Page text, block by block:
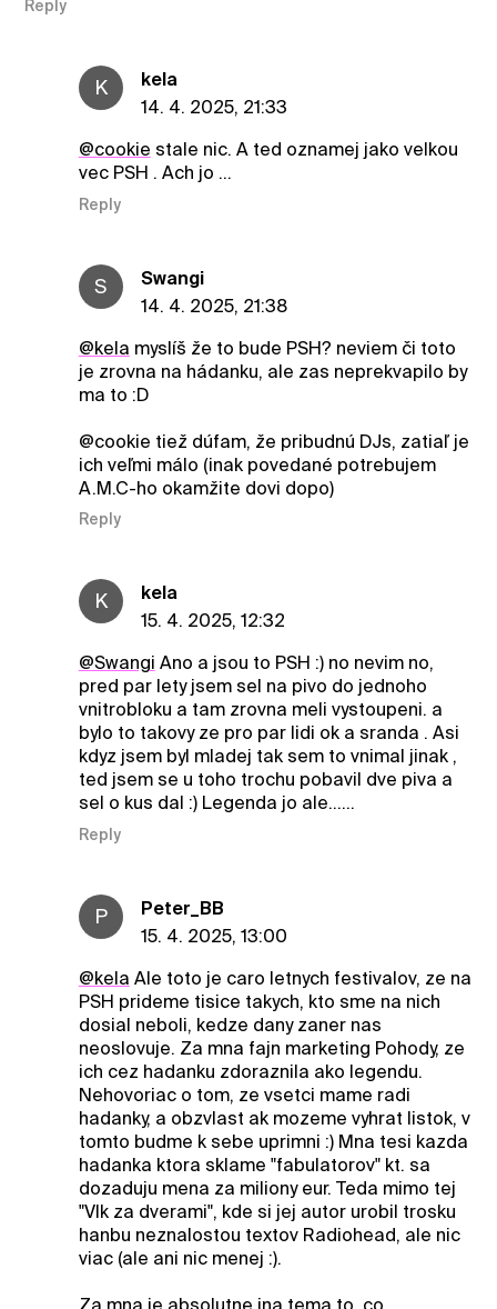
Reply
K
kela
14. 4. 2025, 21:33
@cookie stale nic. A ted oznamej jako velkou
vec PSH . Ach jo ...
Reply
S
Swangi
14. 4. 2025, 21:38
@kela myslíš že to bude PSH? neviem či toto
je zrovna na hádanku, ale zas neprekvapilo by
ma to :D
@cookie tiež dúfam, že pribudnú DJs, zatiaľ je
ich veľmi málo (inak povedané potrebujem
A.M.C-ho okamžite dovi dopo)
Reply
K
kela
15. 4. 2025, 12:32
@Swangi Ano a jsou to PSH :) no nevim no,
pred par lety jsem sel na pivo do jednoho
vnitrobloku a tam zrovna meli vystoupeni. a
bylo to takovy ze pro par lidi ok a sranda . Asi
kdyz jsem byl mladej tak sem to vnimal jinak ,
ted jsem se u toho trochu pobavil dve piva a
sel o kus dal :) Legenda jo ale......
Reply
P
Peter_BB
15. 4. 2025, 13:00
@kela Ale toto je caro letnych festivalov, ze na
PSH prideme tisice takych, kto sme na nich
dosial neboli, kedze dany zaner nas
neoslovuje. Za mna fajn marketing Pohody, ze
ich cez hadanku zdoraznila ako legendu.
Nehovoriac o tom, ze vsetci mame radi
hadanky, a obzvlast ak mozeme vyhrat listok, v
tomto budme k sebe uprimni :) Mna tesi kazda
hadanka ktora sklame "fabulatorov" kt. sa
dozaduju mena za miliony eur. Teda mimo tej
"Vlk za dverami", kde si jej autor urobil trosku
hanbu neznalostou textov Radiohead, ale nic
viac (ale ani nic menej :).